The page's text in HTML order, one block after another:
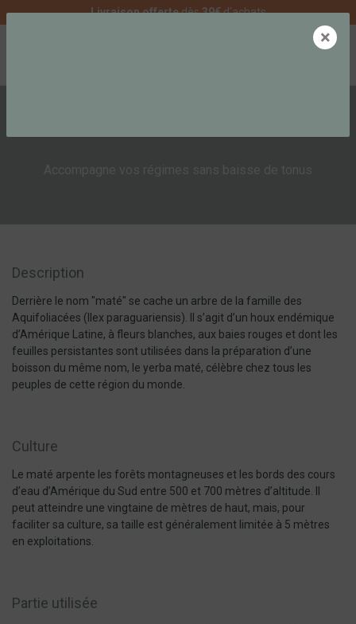
Livraison offertedès39€d'achats
Description
Derrière le nom "maté" se cache un arbre de la famille des
Aquifoliacées (Ilex paraguariensis). Il s’agit d’un houx endémique
d’Amérique Latine, à fleurs blanches, aux baies rouges et dont les
feuilles persistantes sont utilisées dans la préparation d’une
boisson du même nom, le yerba maté, célèbre chez tous les
peuples de cette région du monde.
Culture
Le maté arpente les forêts montagneuses et les bords des cours
d’eau d’Amérique du Sud entre 500 et 700 mètres d’altitude. Il
peut atteindre une vingtaine de mètres de haut, mais, pour
faciliter sa culture, sa taille est généralement limitée à 5 mètres
en exploitations.
Partie utilisée
×